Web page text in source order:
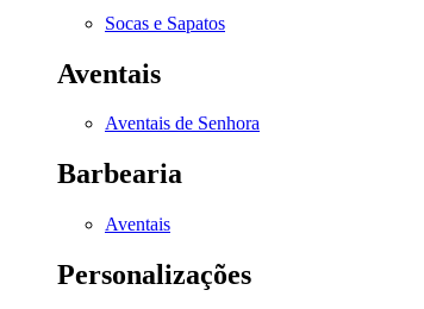
Socas e Sapatos
Aventais
Aventais de Senhora
Barbearia
Aventais
Personalizações